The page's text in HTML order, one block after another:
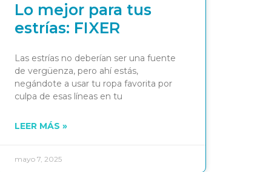
Lo mejor para tus
estrías: FIXER
Las estrías no deberían ser una fuente
de vergüenza, pero ahí estás,
negándote a usar tu ropa favorita por
culpa de esas líneas en tu
LEER MÁS »
mayo 7, 2025